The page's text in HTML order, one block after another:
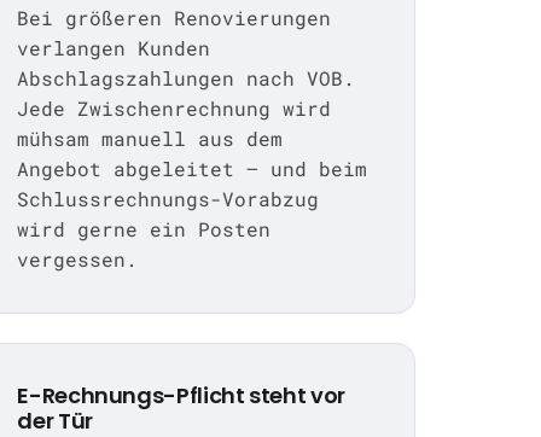
Bei größeren Renovierungen
verlangen Kunden
Abschlagszahlungen nach VOB.
Jede Zwischenrechnung wird
mühsam manuell aus dem
Angebot abgeleitet — und beim
Schlussrechnungs-Vorabzug
wird gerne ein Posten
vergessen.
E-Rechnungs-Pflicht steht vor
der Tür